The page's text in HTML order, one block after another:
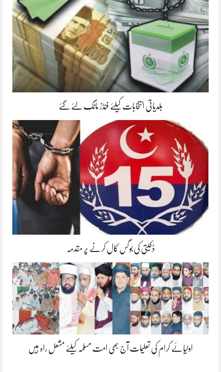
بلدیاتی انتخابات کیلئے فنڈز مانگ لئے گئے
ڈکیتی کی بوگس کال کرنے پر مقدمہ
اولیائے کرام کی تعلیمات آج بھی امت مسلمہ کیلئے مشعل راہ ہیں